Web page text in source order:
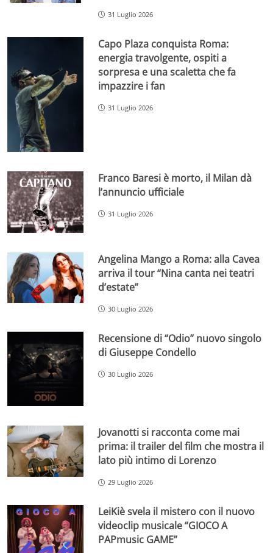
31 Luglio 2026
Capo Plaza conquista Roma:
energia travolgente, ospiti a
sorpresa e una scaletta che fa
impazzire i fan
31 Luglio 2026
Franco Baresi è morto, il Milan dà
l’annuncio ufficiale
31 Luglio 2026
Angelina Mango a Roma: alla Cavea
arriva il tour “Nina canta nei teatri
d’estate”
30 Luglio 2026
Recensione di “Odio” nuovo singolo
di Giuseppe Condello
30 Luglio 2026
Jovanotti si racconta come mai
prima: il trailer del film che mostra il
lato più intimo di Lorenzo
29 Luglio 2026
LeiKiè svela il mistero con il nuovo
videoclip musicale “GIOCO A
PAPmusic GAME”